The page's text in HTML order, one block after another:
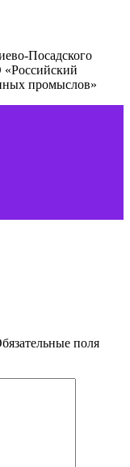
Посадского
промыслов»
поля